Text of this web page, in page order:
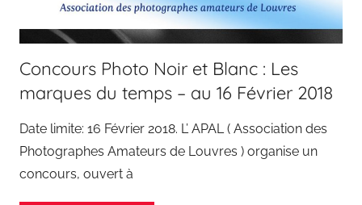
Concours Photo Noir et Blanc : Les
marques du temps – au 16 Février 2018
Date limite: 16 Février 2018. L’ APAL ( Association des
Photographes Amateurs de Louvres ) organise un
concours, ouvert à